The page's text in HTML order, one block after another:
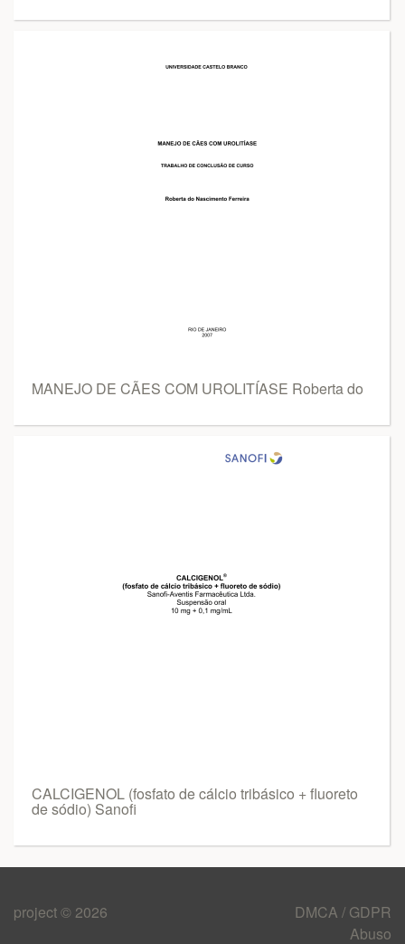
MANEJO DE CÃES COM UROLITÍASE Roberta do
CALCIGENOL (fosfato de cálcio tribásico + fluoreto
de sódio) Sanofi
project © 2026
DMCA / GDPR
Abuso